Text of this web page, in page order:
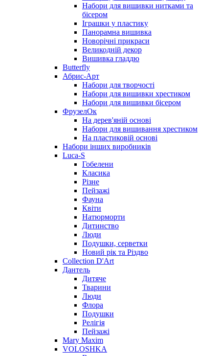
Набори для вишивки нитками та
бісером
Іграшки у пластику
Панорамна вишивка
Новорічні прикраси
Великодній декор
Вишивка гладдю
Butterfly
Абрис-Арт
Набори для творчості
Набори для вишивки хрестиком
Набори для вишивки бісером
ФрузелОк
На дерев'яній основі
Набори для вишивання хрестиком
На пластиковій основі
Набори інших виробників
Luca-S
Гобелени
Класика
Різне
Пейзажі
Фауна
Квіти
Натюрморти
Дитинство
Люди
Подушки, серветки
Новий рік та Різдво
Collection D'Art
Дантель
Дитяче
Тварини
Люди
Флора
Подушки
Релігія
Пейзажі
Mary Maxim
VOLOSHKA